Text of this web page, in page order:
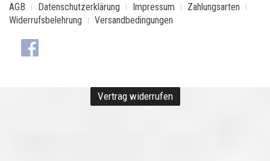
AGB
Datenschutzerklärung Impressum
Zahlungsarten
Widerrufsbelehrung
Versandbedingungen
Vertrag widerrufen